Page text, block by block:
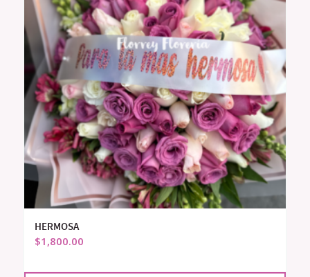
HERMOSA
$1,800.00